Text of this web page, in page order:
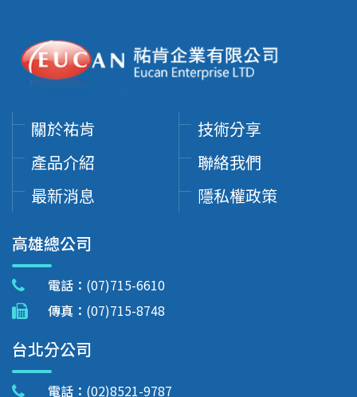
關於祐肯
產品介紹
最新消息
技術分享
聯絡我們
隱私權政策
高雄總公司
電話： (07)715-6610
傳真： (07)715-8748
台北分公司
電話： (02)8521-9787